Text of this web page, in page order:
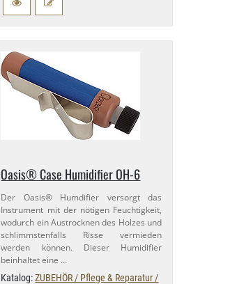
Oasis® Case Humidifier OH-​6
Der Oasis® Humdifier versorgt das
Instrument mit der nötigen Feuchtigkeit,
wodurch ein Austrocknen des Holzes und
schlimmstenfalls Risse vermieden
werden können. Dieser Humidifier
beinhaltet eine …
Katalog:ZUBEHÖR / Pflege & Reparatur /